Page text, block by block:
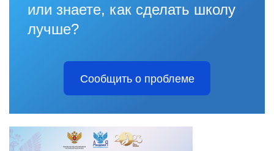
или знаете, как сделать школу
лучше?
Сообщить о проблеме